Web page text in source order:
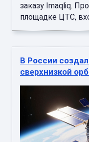
заказу Imaqliq.
площадке ЦТС,
В России
сверхнизкой